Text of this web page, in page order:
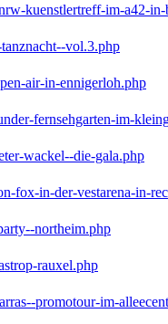
kuenstlertreff-im-a42-
vol.3.php
air-in-ennigerloh.php
fernsehgarten-im-
wackel--die-gala.php
fox-in-der-vestarena-in-
northeim.php
rauxel.php
promotour-im-